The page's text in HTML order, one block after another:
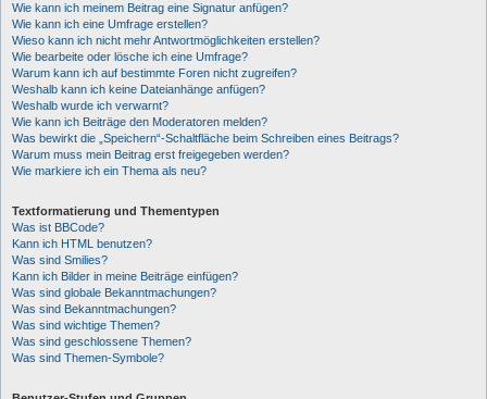
Wie kann ich meinem Beitrag eine Signatur anfügen?
Wie kann ich eine Umfrage erstellen?
Wieso kann ich nicht mehr Antwortmöglichkeiten erstellen?
Wie bearbeite oder lösche ich eine Umfrage?
Warum kann ich auf bestimmte Foren nicht zugreifen?
Weshalb kann ich keine Dateianhänge anfügen?
Weshalb wurde ich verwarnt?
Wie kann ich Beiträge den Moderatoren melden?
Was bewirkt die „Speichern“-Schaltfläche beim Schreiben eines Beitrags?
Warum muss mein Beitrag erst freigegeben werden?
Wie markiere ich ein Thema als neu?
Textformatierung und Thementypen
Was ist BBCode?
Kann ich HTML benutzen?
Was sind Smilies?
Kann ich Bilder in meine Beiträge einfügen?
Was sind globale Bekanntmachungen?
Was sind Bekanntmachungen?
Was sind wichtige Themen?
Was sind geschlossene Themen?
Was sind Themen-Symbole?